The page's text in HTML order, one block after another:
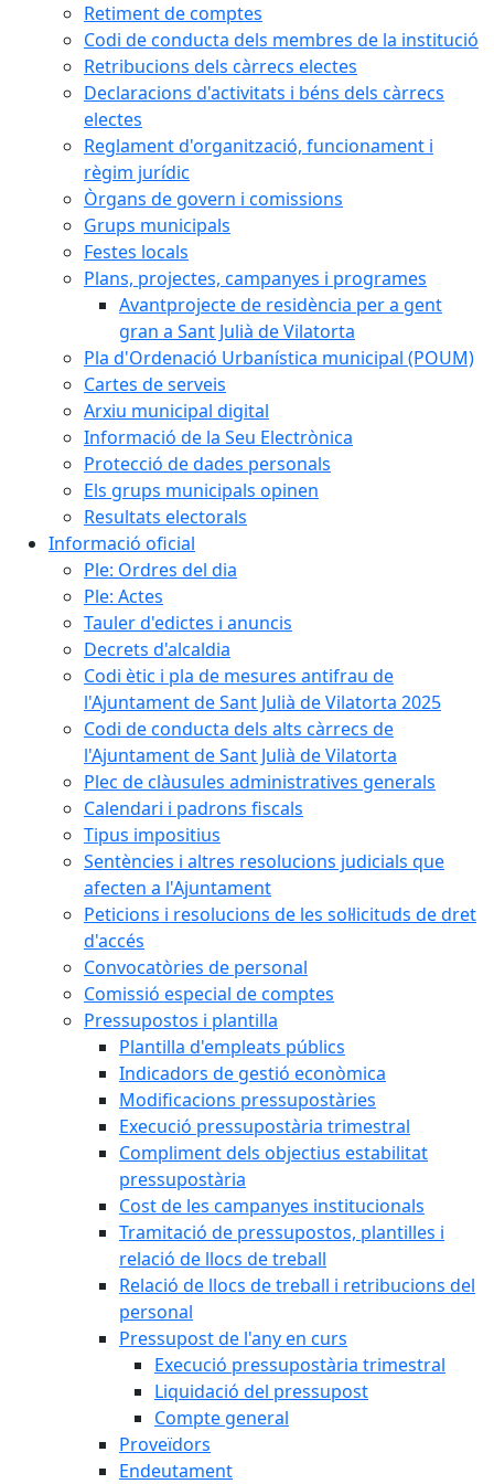
Retiment de comptes
Codi de conducta dels membres de la institució
Retribucions dels càrrecs electes
Declaracions d'activitats i béns dels càrrecs
electes
Reglament d'organització, funcionament i
règim jurídic
Òrgans de govern i comissions
Grups municipals
Festes locals
Plans, projectes, campanyes i programes
Avantprojecte de residència per a gent
gran a Sant Julià de Vilatorta
Pla d'Ordenació Urbanística municipal (POUM)
Cartes de serveis
Arxiu municipal digital
Informació de la Seu Electrònica
Protecció de dades personals
Els grups municipals opinen
Resultats electorals
Informació oficial
Ple: Ordres del dia
Ple: Actes
Tauler d'edictes i anuncis
Decrets d'alcaldia
Codi ètic i pla de mesures antifrau de
l'Ajuntament de Sant Julià de Vilatorta 2025
Codi de conducta dels alts càrrecs de
l'Ajuntament de Sant Julià de Vilatorta
Plec de clàusules administratives generals
Calendari i padrons fiscals
Tipus impositius
Sentències i altres resolucions judicials que
afecten a l'Ajuntament
Peticions i resolucions de les sol·licituds de dret
d'accés
Convocatòries de personal
Comissió especial de comptes
Pressupostos i plantilla
Plantilla d'empleats públics
Indicadors de gestió econòmica
Modificacions pressupostàries
Execució pressupostària trimestral
Compliment dels objectius estabilitat
pressupostària
Cost de les campanyes institucionals
Tramitació de pressupostos, plantilles i
relació de llocs de treball
Relació de llocs de treball i retribucions del
personal
Pressupost de l'any en curs
Execució pressupostària trimestral
Liquidació del pressupost
Compte general
Proveïdors
Endeutament